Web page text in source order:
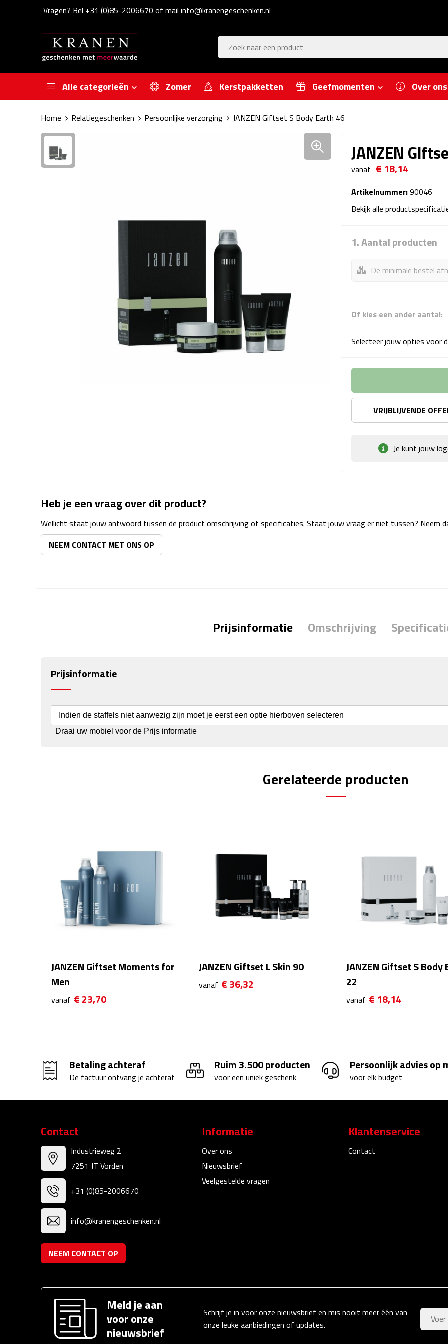
Vragen? Bel +31 (0)85-2006670 of mail info@kranengeschenken.nl
Alle categorieën Zomer Kerstpakketten Geefmomenten Over ons
Home Relatiegeschenken Persoonlijke verzorging JANZEN Giftset S Body Earth 46
JANZEN
vanaf € 18,14
Artikelnummer:90046
Bekijk alle
1. Aantal producten
De minimale bestel
Of kies een ander aantal:
Selecteer jouw opties voor
VRIJBLIJVENDE
Je kunt jouw
Heb je een vraag over dit product?
Wellicht staat jouw antwoord tussen de product omschrijving of specificaties. Staat jouw vraag er niet tussen? Neem
NEEM CONTACT MET ONS OP
Prijsinformatie Omschrijving
Prijsinformatie
Indien de staffels niet aanwezig zijn moet je eerst een optie hierboven selecteren
Draai uw mobiel voor de Prijs informatie
Gerelateerde producten
JANZEN Giftset Moments for
Men
vanaf € 23,70
JANZEN Giftset L Skin 90
vanaf € 36,32
JANZEN Giftset S Body
22
vanaf € 18,14
Betaling achteraf
De factuur ontvang je achteraf
Ruim 3.500 producten
voor een uniek geschenk
Persoonlijk advies op
voor elk budget
Contact
Industrieweg 2
7251 JT Vorden
+31 (0)85-2006670
info@kranengeschenken.nl
NEEM CONTACT OP
Informatie
Over ons
Nieuwsbrief
Veelgestelde vragen
Klantenservice
Contact
Meld je aan
voor onze
nieuwsbrief
Schrijf je in voor onze nieuwsbrief en mis nooit meer één van
onze leuke aanbiedingen of updates.